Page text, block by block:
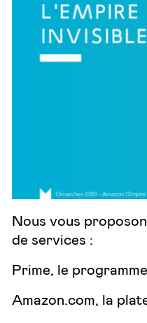
Nous vous
de services :
Prime, le
Amazon.com, la